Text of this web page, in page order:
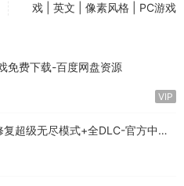
戏 | 英文 | 像素风格 | PC游戏
免费下载-百度网盘资源
VIP
超级无尽模式+全DLC-官方中文-